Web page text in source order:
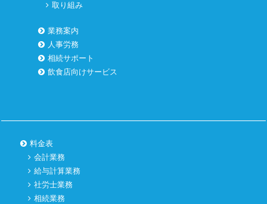
取り組み
業務案内
人事労務
相続サポート
飲食店向けサービス
料金表
会計業務
給与計算業務
社労士業務
相続業務